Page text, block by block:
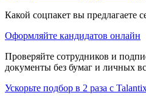
Какой соцпакет вы предлагаете
Оформляйте кандидатов онлайн
Проверяйте сотрудников и
документы без бумаг и личных
Ускорьте подбор в 2 раза с